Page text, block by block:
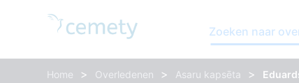
Zoeken naar
Home > Overledenen > Asaru kapsēta >